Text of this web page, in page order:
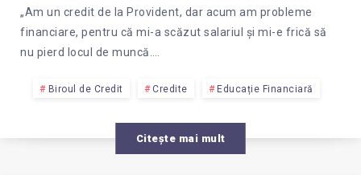
„Am un credit de la Provident, dar acum am probleme
financiare, pentru că mi-a scăzut salariul și mi-e frică să
nu pierd locul de muncă….
Biroul de Credit Credite Educație Financiară
Citește mai mult